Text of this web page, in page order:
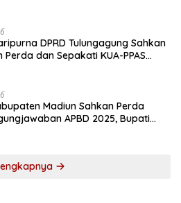
DPRD Tulungagung Sahkan
Perda dan Sepakati KUA-PPAS
Madiun Sahkan Perda
APBD 2025, Bupati